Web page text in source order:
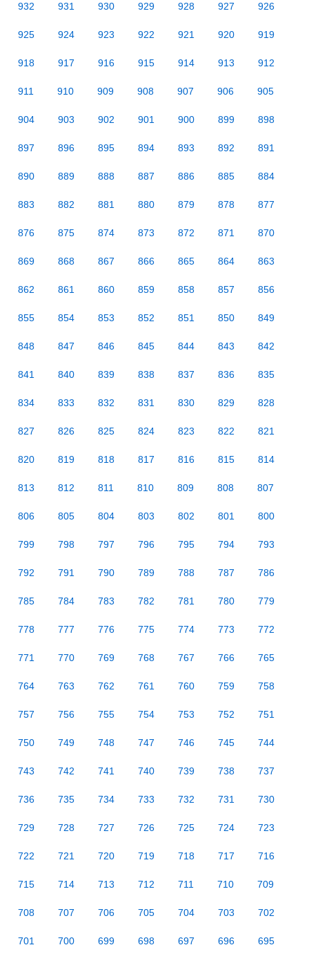
932 931 930 929 928 927 926
925 924 923 922 921 920 919
918 917 916 915 914 913 912
911 910 909 908 907 906 905
904 903 902 901 900 899 898
897 896 895 894 893 892 891
890 889 888 887 886 885 884
883 882 881 880 879 878 877
876 875 874 873 872 871 870
869 868 867 866 865 864 863
862 861 860 859 858 857 856
855 854 853 852 851 850 849
848 847 846 845 844 843 842
841 840 839 838 837 836 835
834 833 832 831 830 829 828
827 826 825 824 823 822 821
820 819 818 817 816 815 814
813 812 811 810 809 808 807
806 805 804 803 802 801 800
799 798 797 796 795 794 793
792 791 790 789 788 787 786
785 784 783 782 781 780 779
778 777 776 775 774 773 772
771 770 769 768 767 766 765
764 763 762 761 760 759 758
757 756 755 754 753 752 751
750 749 748 747 746 745 744
743 742 741 740 739 738 737
736 735 734 733 732 731 730
729 728 727 726 725 724 723
722 721 720 719 718 717 716
715 714 713 712 711 710 709
708 707 706 705 704 703 702
701 700 699 698 697 696 695